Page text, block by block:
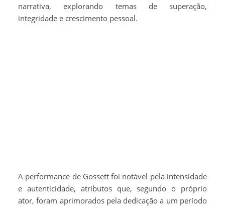
narrativa, explorando temas de superação,
integridade e crescimento pessoal.
A performance de Gossett foi notável pela intensidade
e autenticidade, atributos que, segundo o próprio
ator, foram aprimorados pela dedicação a um período